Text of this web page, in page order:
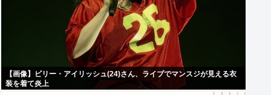
【画像】ビリー・アイリッシュ(24)さん、ライブでマンスジが見える衣
装を着て炎上